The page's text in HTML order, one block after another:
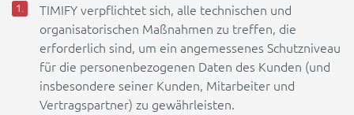
TIMIFY verpflichtet sich, alle technischen und
organisatorischen Maßnahmen zu treffen, die
erforderlich sind, um ein angemessenes Schutzniveau
für die personenbezogenen Daten des Kunden (und
insbesondere seiner Kunden, Mitarbeiter und
Vertragspartner) zu gewährleisten.